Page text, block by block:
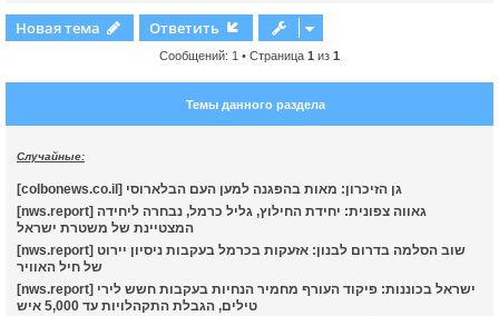
т
с
Новая тема Ответить
Сообщений: 1 • Страница 1 из 1
Темы данного раздела
Случайные:
[colbonews.co.il] גן הזיכרון: מאות בהפגנה למען העם הבלארוסי
[nws.report] גאווה צפונית: יחידת החילוץ, גליל כרמל, נבחרה ליחידה
המצטיינת של משטרת ישראל
[nws.report] שוב הסלמה בדרום לבנון: אזעקות בכרמל בעקבות ניסיון יירוט
של חיל האוויר
[nws.report] ישראל בכוננות: פיקוד העורף מחמיר הנחיות בעקבות חשש לירי
טילים, הגבלת התקהלויות עד 5,000 איש